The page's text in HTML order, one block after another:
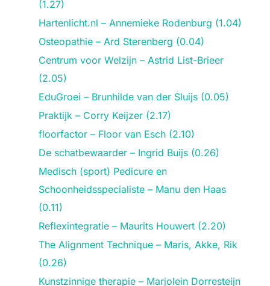
(1.27)
Hartenlicht.nl – Annemieke Rodenburg (1.04)
Osteopathie – Ard Sterenberg (0.04)
Centrum voor Welzijn – Astrid List-Brieer
(2.05)
EduGroei – Brunhilde van der Sluijs (0.05)
Praktijk – Corry Keijzer (2.17)
floorfactor – Floor van Esch (2.10)
De schatbewaarder – Ingrid Buijs (0.26)
Medisch (sport) Pedicure en
Schoonheidsspecialiste – Manu den Haas
(0.11)
Reflexintegratie – Maurits Houwert (2.20)
The Alignment Technique – Maris, Akke, Rik
(0.26)
Kunstzinnige therapie – Marjolein Dorresteijn